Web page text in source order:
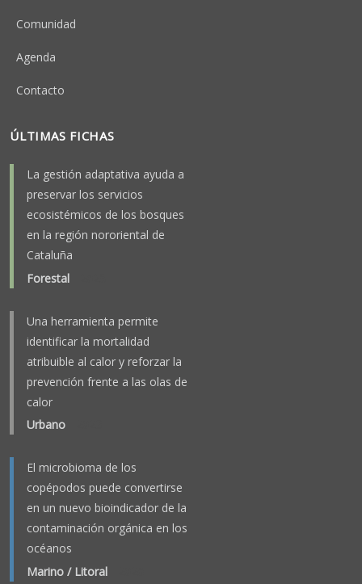
Comunidad
Agenda
Contacto
ÚLTIMAS FICHAS
La gestión adaptativa ayuda a
preservar los servicios
ecosistémicos de los bosques
en la región nororiental de
Cataluña
Forestal
Una herramienta permite
identificar la mortalidad
atribuible al calor y reforzar la
prevención frente a las olas de
calor
Urbano
El microbioma de los
copépodos puede convertirse
en un nuevo bioindicador de la
contaminación orgánica en los
océanos
Marino / Litoral